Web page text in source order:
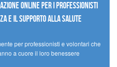
online per i professionisti
e il supporto alla salute
per professionisti e volontari che
a cuore il loro benessere